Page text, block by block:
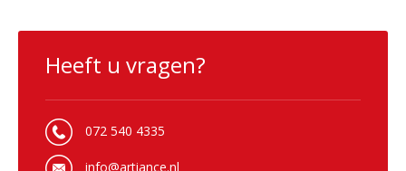
Heeft u vragen?
072 540 4335
info@artiance.nl